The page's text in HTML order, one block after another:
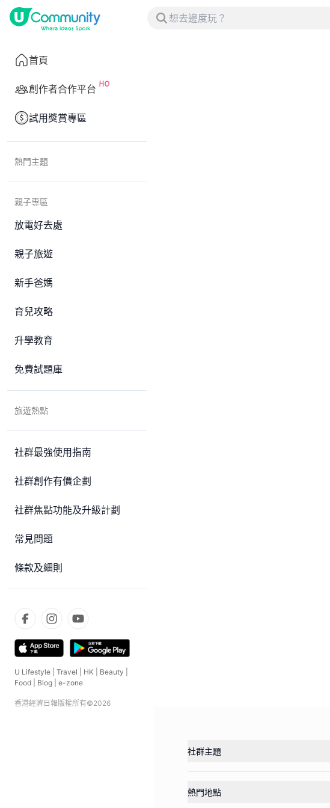
首頁
創作者合作平台
試用獎賞專區
熱門主題
親子專區
放電好去處
親子旅遊
新手爸媽
育兒攻略
升學教育
免費試題庫
旅遊熱點
社群最強使用指南
社群創作有價企劃
社群焦點功能及升級計劃
常見問題
條款及細則
U Lifestyle Travel HK Beauty
Food
Blog e-zone
香港經濟日報版權所有©2026
社群主題
熱門地點